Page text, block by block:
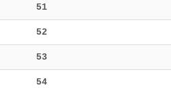
51
52
53
54